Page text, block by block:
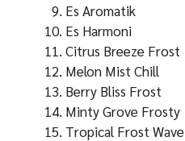
Es Aromatik
Es Harmoni
Citrus Breeze Frost
Melon Mist Chill
Berry Bliss Frost
Minty Grove Frosty
Tropical Frost Wave